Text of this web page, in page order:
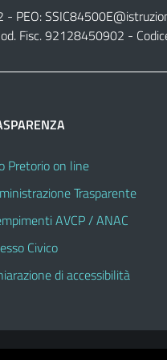
- PEO:
Fisc. 92128450902 -
Pretorio on line
Trasparente
AVCP / ANAC
Civico
di accessibilità